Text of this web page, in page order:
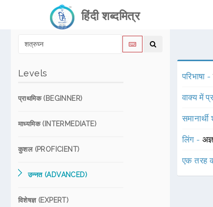
हिंदी शब्दमित्र
Levels
प्राथमिक (BEGINNER)
माध्यमिक (INTERMEDIATE)
कुशल (PROFICIENT)
उन्नत (ADVANCED)
विशेषज्ञ (EXPERT)
परिभाषा -
वाक्य में
लिंग -
एक तरह